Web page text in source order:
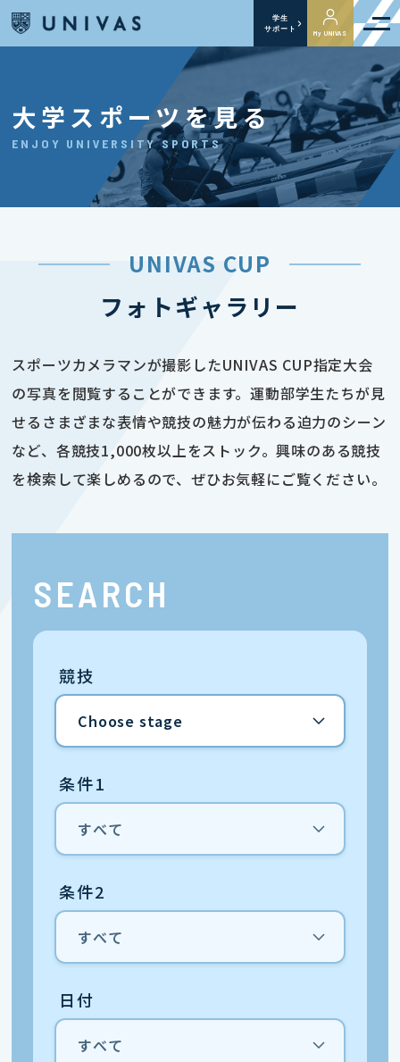
学生
サポート
My UNIVAS
大学スポーツを見る
ENJOY UNIVERSITY SPORTS
UNIVAS CUP
フォトギャラリー
スポーツカメラマンが撮影したUNIVAS CUP指定大会
の写真を閲覧することができます。運動部学生たちが見
せるさまざまな表情や競技の魅力が伝わる迫力のシーン
など、各競技1,000枚以上をストック。興味のある競技
を検索して楽しめるので、ぜひお気軽にご覧ください。
SEARCH
競技
条件1
条件2
日付